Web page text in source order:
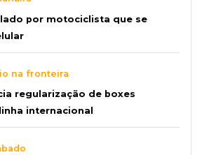
por motociclista que se
na fronteira
regularização de boxes
internacional